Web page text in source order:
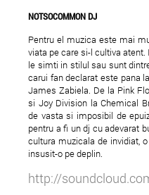
NOTSOCOMMON DJ
Pentru el muzica este mai
viata pe care si-l cultiva
le simti in stilul sau sunt
carui fan declarat este pana
James Zabiela. De la Pink
si Joy Division la Chemical
de vasta si imposibil de
pentru a fi un dj cu adevarat
cultura muzicala de invidiat,
insusit-o pe deplin.
http://